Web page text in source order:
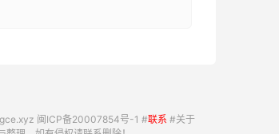
闽ICP备20007854号-1 #联系 #关于